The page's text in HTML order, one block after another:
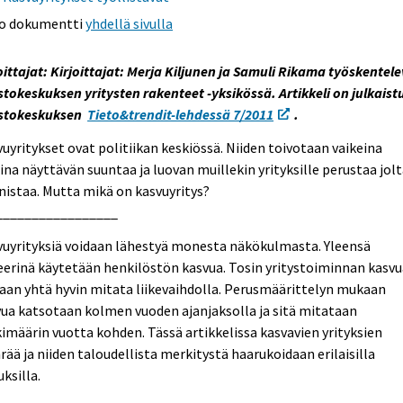
dokumenttiyhdellä sivulla
Kirjoittajat: Merja Kiljunen ja Samuli Rikama
yritysten rakenteet -yksikössä. Artikkeli on
Tieto&trendit-lehdessä 7/2011
.
ovat politiikan keskiössä. Niiden toivotaan vaikeina
näyttävän suuntaa ja luovan muillekin yrityksille perustaa
Mutta mikä on kasvuyritys?
voidaan lähestyä monesta näkökulmasta. Yleensä
käytetään henkilöstön kasvua. Tosin yritystoiminnan
yhtä hyvin mitata liikevaihdolla. Perusmäärittelyn mukaan
katsotaan kolmen vuoden ajanjaksolla ja sitä mitataan
vuotta kohden. Tässä artikkelissa kasvavien yrityksien
ja niiden taloudellista merkitystä haarukoidaan erilaisilla